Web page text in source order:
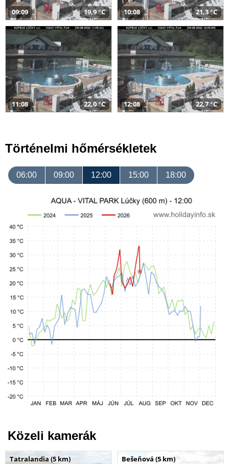
09:09 19,9 °C 10:08 21,3 °C
11:08 22,0 °C 12:08 22,7 °C
Történelmi hőmérsékletek
06:00 09:00 12:00 15:00 18:00
Közeli kamerák
Tatralandia (5 km) Bešeňová (5 km)